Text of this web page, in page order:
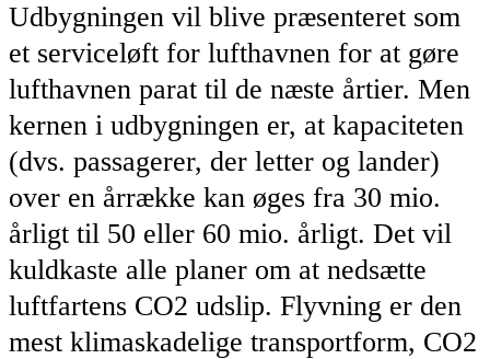
Udbygningen vil blive præsenteret som
et serviceløft for lufthavnen for at gøre
lufthavnen parat til de næste årtier. Men
kernen i udbygningen er, at kapaciteten
(dvs. passagerer, der letter og lander)
over en årrække kan øges fra 30 mio.
årligt til 50 eller 60 mio. årligt. Det vil
kuldkaste alle planer om at nedsætte
luftfartens CO2 udslip. Flyvning er den
mest klimaskadelige transportform, CO2